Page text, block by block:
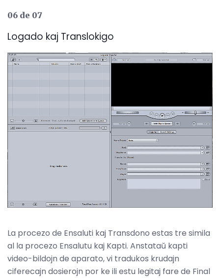
06 de 07
Logado kaj Translokigo
La procezo de Ensaluti kaj Transdono estas tre simila
al la procezo Ensalutu kaj Kapti. Anstataŭ kapti
video-bildojn de aparato, vi tradukos krudajn
ciferecajn dosierojn por ke ili estu legitaj fare de Final